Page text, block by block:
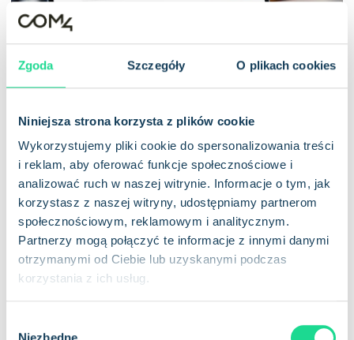
Zgoda Szczegóły O plikach cookies
Niniejsza strona korzysta z plików cookie
Wykorzystujemy pliki cookie do spersonalizowania treści
i reklam, aby oferować funkcje społecznościowe i
analizować ruch w naszej witrynie. Informacje o tym, jak
korzystasz z naszej witryny, udostępniamy partnerom
społecznościowym, reklamowym i analitycznym.
Partnerzy mogą połączyć te informacje z innymi danymi
otrzymanymi od Ciebie lub uzyskanymi podczas
korzystania z ich usług.
Niezbędne
PULPITY NAWIGACYJNE I
RAPORTOWANIE
Wizualizacja
wykorzystania danych,
kosztów i alertów w celu